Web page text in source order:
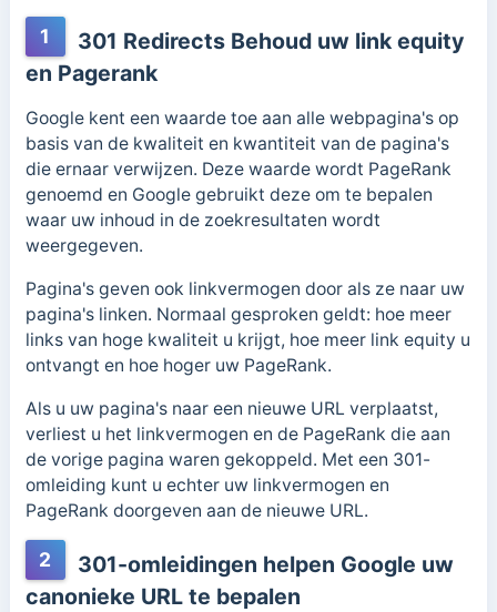
1
301 Redirects Behoud uw link equity
en Pagerank
Google kent een waarde toe aan alle webpagina's op
basis van de kwaliteit en kwantiteit van de pagina's
die ernaar verwijzen. Deze waarde wordt PageRank
genoemd en Google gebruikt deze om te bepalen
waar uw inhoud in de zoekresultaten wordt
weergegeven.
Pagina's geven ook linkvermogen door als ze naar uw
pagina's linken. Normaal gesproken geldt: hoe meer
links van hoge kwaliteit u krijgt, hoe meer link equity u
ontvangt en hoe hoger uw PageRank.
Als u uw pagina's naar een nieuwe URL verplaatst,
verliest u het linkvermogen en de PageRank die aan
de vorige pagina waren gekoppeld. Met een 301-
omleiding kunt u echter uw linkvermogen en
PageRank doorgeven aan de nieuwe URL.
2
301-omleidingen helpen Google uw
canonieke URL te bepalen